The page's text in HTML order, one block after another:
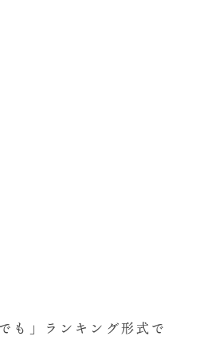
も」ランキング形式で